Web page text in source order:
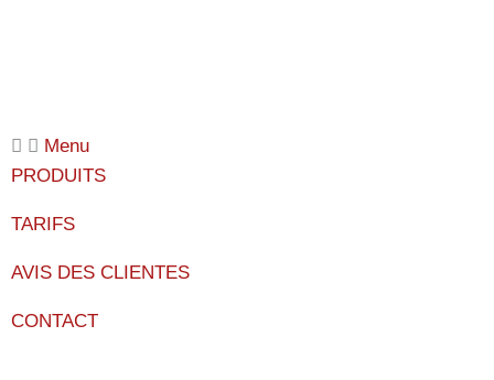
Menu
PRODUITS
TARIFS
AVIS DES CLIENTES
CONTACT